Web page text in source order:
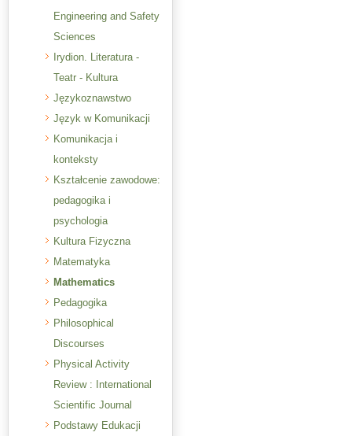
Engineering and Safety
Sciences
Irydion. Literatura -
Teatr - Kultura
Językoznawstwo
Język w Komunikacji
Komunikacja i
konteksty
Kształcenie zawodowe:
pedagogika i
psychologia
Kultura Fizyczna
Matematyka
Mathematics
Pedagogika
Philosophical
Discourses
Physical Activity
Review : International
Scientific Journal
Podstawy Edukacji